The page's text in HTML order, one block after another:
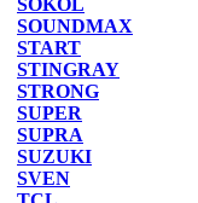
SOKOL
SOUNDMAX
START
STINGRAY
STRONG
SUPER
SUPRA
SUZUKI
SVEN